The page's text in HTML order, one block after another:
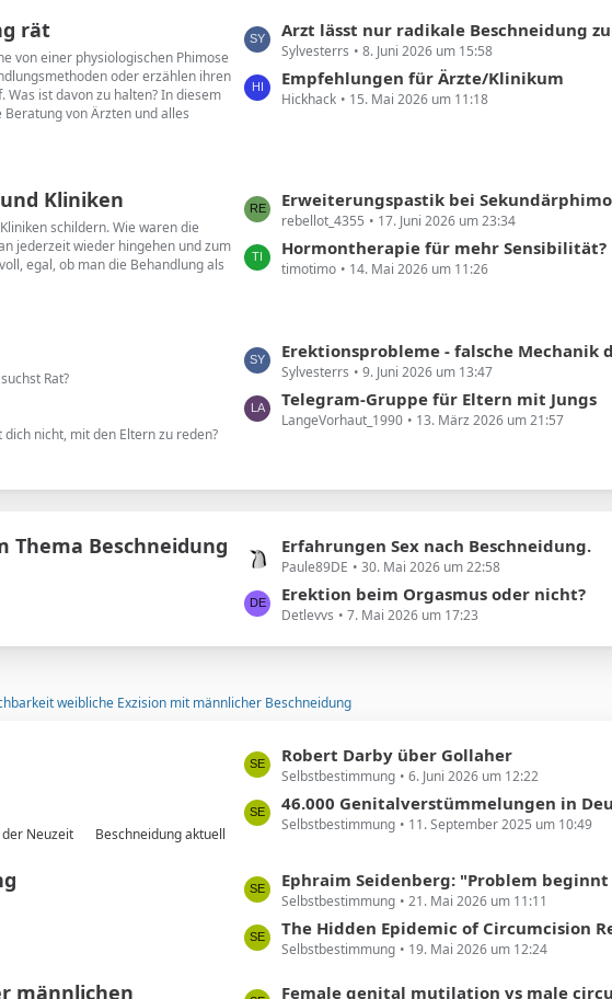
e
e
g
e
rät
von einer physiologischen Phimose
oder erzählen ihren
ist davon zu halten? In diesem
von Ärzten und alles
L
e
t
z
e
i
t
r
e
Arzt lässt nur radikale Beschneidung zu
Sylvesterrs 8. Juni 2026 um 15:58
Empfehlungen für Ärzte/Klinikum
Hickhack 15. Mai 2026 um 11:18
Kliniken
schildern. Wie waren die
jederzeit wieder hingehen und zum
egal, ob man die Behandlung als
L
e
t
z
B
e
i
t
g
Erweiterungspastik bei
rebellot_4355 17. Juni 2026 um 23:34
Hormontherapie für mehr Sensibilität?
timotimo 14. Mai 2026 um 11:26
Rat?
nicht, mit den Eltern zu reden?
L
e
t
z
B
r
ä
Erektionsprobleme - falsche Mechanik der
Sylvesterrs 9. Juni 2026 um 13:47
Telegram-Gruppe für Eltern mit Jungs
LangeVorhaut_1990 13. März 2026 um 21:57
Thema Beschneidung
L
e
t
z
t
e
t
ä
Erfahrungen Sex nach Beschneidung.
Paule89DE 30. Mai 2026 um 22:58
Erektion beim Orgasmus oder nicht?
Detlevvs 7. Mai 2026 um 17:23
weibliche Exzision mit männlicher Beschneidung
L
e
t
z
e
B
e
i
Robert Darby über Gollaher
Selbstbestimmung 6. Juni 2026 um 12:22
46.000 Genitalverstümmelungen in Deutschland in
Selbstbestimmung 11. September 2025 um 10:49
Neuzeit Beschneidung aktuell
L
e
t
z
Ephraim Seidenberg: "Problem beginnt ... beim Abschneiden der
Selbstbestimmung 21. Mai 2026 um 11:11
The Hidden Epidemic of Circumcision Regret Among Millions of
Selbstbestimmung 19. Mai 2026 um 12:24
männlichen L Female genital mutilation vs male circumcision: Understanding the